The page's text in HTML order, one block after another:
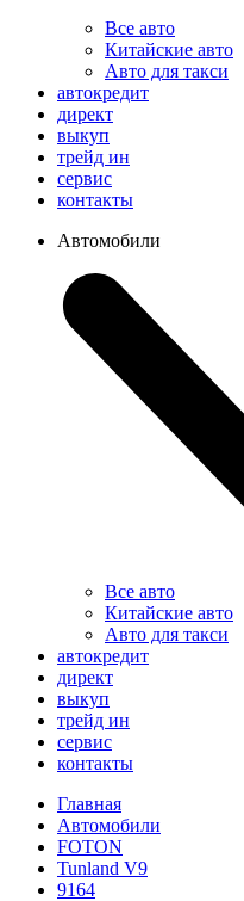
Все авто
Китайские авто
Авто для такси
автокредит
директ
выкуп
трейд ин
сервис
контакты
Автомобили
Все авто
Китайские авто
Авто для такси
автокредит
директ
выкуп
трейд ин
сервис
контакты
Главная
Автомобили
FOTON
Tunland V9
9164